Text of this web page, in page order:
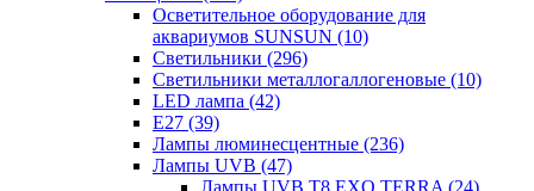
Осветительное оборудование для
аквариумов SUNSUN (10)
Светильники (296)
Светильники металлогаллогеновые (10)
LED лампа (42)
Е27 (39)
Лампы люминесцентные (236)
Лампы UVB (47)
Лампы UVB Т8 EXO TERRA (24)